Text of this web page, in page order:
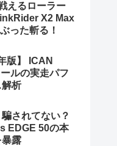
えるローラー
X2 Max
った斬る！
版】 ICAN
ルの実走パフ
解析
されてない？
EDGE 50の本
暴露